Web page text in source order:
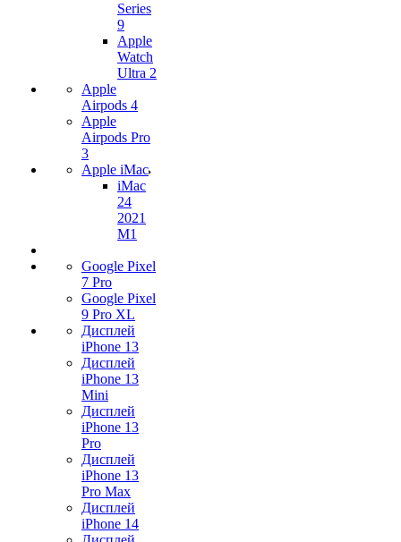
Series
9
Apple
Watch
Ultra 2
Apple
Airpods 4
Apple
Airpods Pro
3
Apple iMac
iMac
24
2021
M1
Google Pixel
7 Pro
Google Pixel
9 Pro XL
Дисплей
iPhone 13
Дисплей
iPhone 13
Mini
Дисплей
iPhone 13
Pro
Дисплей
iPhone 13
Pro Max
Дисплей
iPhone 14